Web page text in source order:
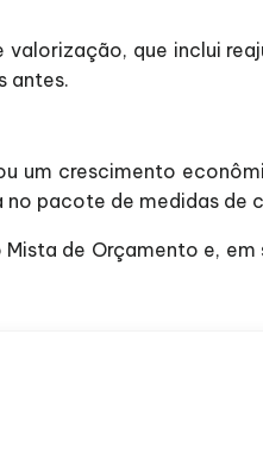
que inclui
antes.
um crescimento
pacote de medidas de
de Orçamento e,